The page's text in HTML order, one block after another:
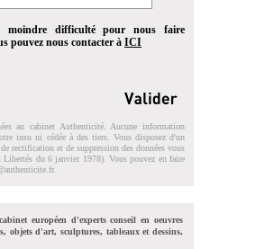
moindre difficulté pour nous faire
pouvez nous contacter à ICI
au cabinet Authenticité. Aucune information
insu ni cédée à des tiers. Vous disposez d'un
rectification et de suppression des données vous
du 6 janvier 1978). Vous pouvez en faire
.
européen d'experts conseil en oeuvres
objets d'art, sculptures, tableaux et dessins,